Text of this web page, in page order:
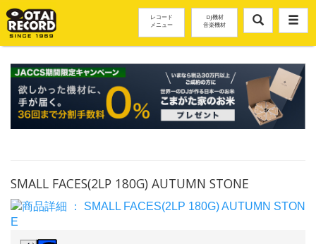
レコード
メニュー
DJ機材
音楽機材
SMALL FACES(2LP 180G) AUTUMN STONE